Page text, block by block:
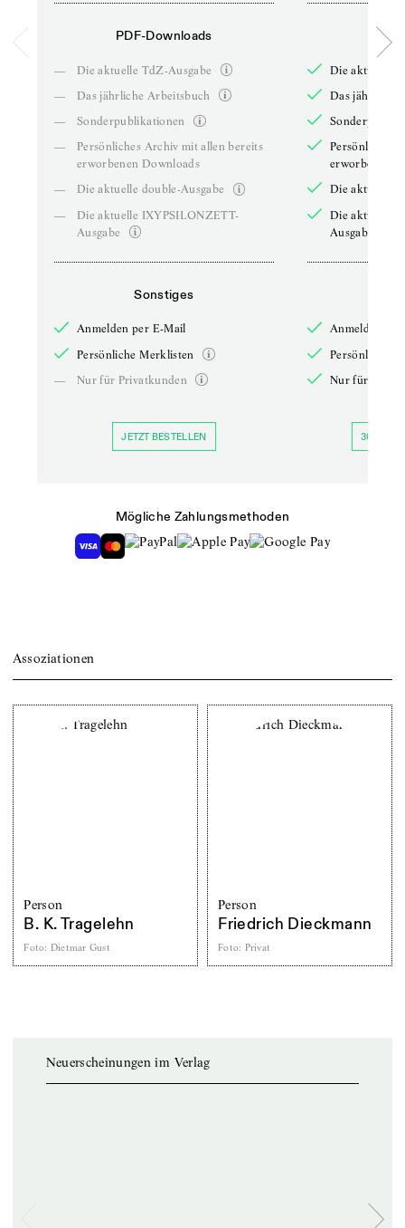
PDF-Downloads
—
Die aktuelle TdZ-Ausgabe
—
Das jährliche Arbeitsbuch
—
Sonderpublikationen
—
Persönliches Archiv mit allen bereits
erworbenen Downloads
—
Die aktuelle double-Ausgabe
—
Die aktuelle IXYPSILONZETT-
Ausgabe
Sonstiges
Anmelden per E-Mail
Persönliche Merklisten
—
Nur für Privatkunden
JETZT BESTELLEN
Die aktuelle
Das jährliche
Persönliches
erworbenen
Die aktuelle
Die aktuelle
Ausgabe
Anmelden
Persönliche
Nur für
30 TAGE
Mögliche Zahlungsmethoden
Assoziationen
Person
B. K. Tragelehn
Foto: Dietmar Gust
Person
Friedrich Dieckmann
Foto: Privat
Neuerscheinungen im Verlag